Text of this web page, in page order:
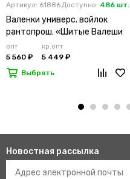
Артикул: 61886Доступно: 486 шт.
Валенки универс. войлок
рантопрош. «Шитые Валеши
высокие 1» ЭВА светло-
серый
опт
5 560 ₽
кр.опт
5 449 ₽
Выбрать
Новостная рассылка